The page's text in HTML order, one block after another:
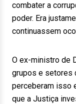
combater a
poder. Era
continuassem
O ex-ministro de
grupos e setores
perceberam isso
que a Justiça